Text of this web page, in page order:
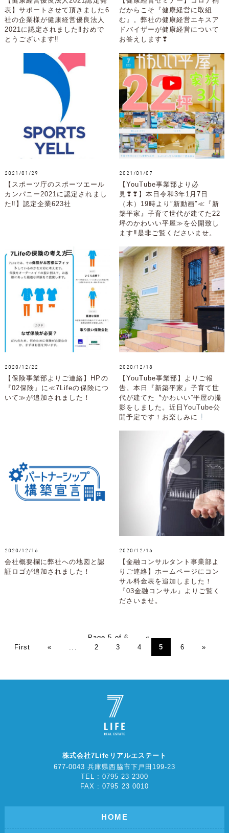
表】サポートさせて頂きました6
社の企業様が健康経営優良法人
2021に認定されました‼おめで
とうございます‼
だからこそ『健康経営に取組
む』。弊社の健康経営エキスア
ドバイザーが健康経営について
お答えします❣
2021/01/29
【スポーツ庁のスポーツエール
カンパニー2021に認定されまし
た‼】認定企業623社
2021/01/07
【YouTube事業部より必
見❣❣】本日令和3年1月7日
（木）19時より″新動画″≪『新
築平家』子育て世代が建てた22
坪のかわいい平屋≫を公開致し
ます‼是非ご覧くださいませ。
2020/12/22
【保険事業部よりご連絡】HPの
『02保険』に≪7Lifeの保険につ
いて≫が追加されました！
2020/12/18
【YouTube事業部】よりご報
告。本日『新築平家』子育て世
代が建てた〝かわいい”平屋の撮
影をしました。近日YouTube公
開予定です！お楽しみに
2020/12/16
会社概要欄に弊社への地図と認
証ロゴが追加されました！
2020/12/16
【金融コンサルタント事業部よ
りご連絡】ホームページにコン
サル料金表を追加しました！
『03金融コンサル』よりご覧く
ださいませ。
Page 5 of 6
«
First
« ... 2 3 4 5 6 »
株式会社7Lifeリアルエステート
677-0043 兵庫県西脇市下戸田199-23
TEL : 0795 23 2300
FAX : 0795 23 0010
HOME